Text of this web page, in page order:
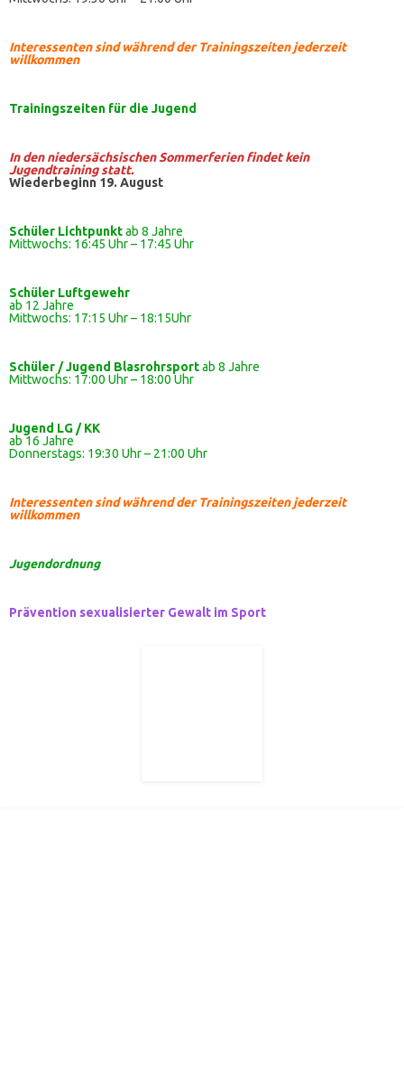
Interessenten sind während der Trainingszeiten jederzeit
willkommen
Trainingszeiten für die Jugend
In den niedersächsischen Sommerferien findet kein
Jugendtraining statt.
Wiederbeginn 19. August
Schüler Lichtpunktab 8 Jahre
Mittwochs: 16:45 Uhr – 17:45 Uhr
Schüler Luftgewehr
ab 12 Jahre
Mittwochs: 17:15 Uhr – 18:15Uhr
Schüler / Jugend Blasrohrsportab 8 Jahre
Mittwochs: 17:00 Uhr – 18:00 Uhr
Jugend LG / KK
ab 16 Jahre
Donnerstags: 19:30 Uhr – 21:00 Uhr
Interessenten sind während der Trainingszeiten jederzeit
willkommen
Jugendordnung
Prävention sexualisierter Gewalt im Sport